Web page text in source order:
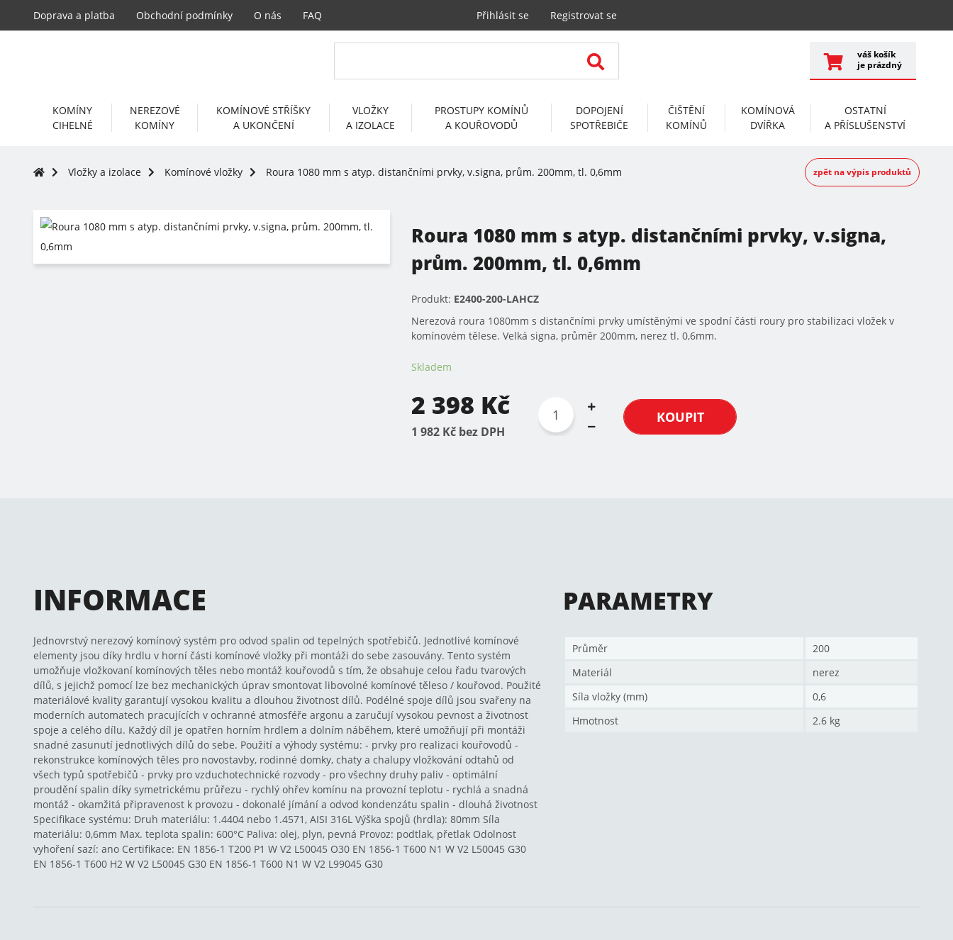
Doprava a platba Obchodní podmínky O nás FAQ Přihlásit se Registrovat se
váš košík
je prázdný
KOMÍNY
CIHELNÉ
NEREZOVÉ
KOMÍNY
KOMÍNOVÉ STŘÍŠKY
A UKONČENÍ
VLOŽKY
A IZOLACE
PROSTUPY KOMÍNŮ
A KOUŘOVODŮ
DOPOJENÍ
SPOTŘEBIČE
ČIŠTĚNÍ
KOMÍNŮ
KOMÍNOVÁ
DVÍŘKA
OSTATNÍ
A PŘÍSLUŠENSTVÍ
Vložky a izolace Komínové vložky Roura 1080 mm s atyp. distančními prvky, v.signa, prům. 200mm, tl. 0,6mm zpět na výpis produktů
Roura 1080 mm s atyp. distančními prvky, v.signa,
prům. 200mm, tl. 0,6mm
Produkt: E2400-200-LAHCZ
Nerezová roura 1080mm s distančními prvky umístěnými ve spodní části roury pro stabilizaci vložek v
komínovém tělese. Velká signa, průměr 200mm, nerez tl. 0,6mm.
Skladem
2 398 Kč
1 982 Kč bez DPH
KOUPIT
INFORMACE
Jednovrstvý nerezový komínový systém pro odvod spalin od tepelných spotřebičů. Jednotlivé komínové
elementy jsou díky hrdlu v horní části komínové vložky při montáži do sebe zasouvány. Tento systém
umožňuje vložkovaní komínových těles nebo montáž kouřovodů s tím, že obsahuje celou řadu tvarových
dílů, s jejichž pomocí lze bez mechanických úprav smontovat libovolné komínové těleso / kouřovod. Použité
materiálové kvality garantují vysokou kvalitu a dlouhou životnost dílů. Podélné spoje dílů jsou svařeny na
moderních automatech pracujících v ochranné atmosféře argonu a zaručují vysokou pevnost a životnost
spoje a celého dílu. Každý díl je opatřen horním hrdlem a dolním náběhem, které umožňují při montáži
snadné zasunutí jednotlivých dílů do sebe. Použití a výhody systému: - prvky pro realizaci kouřovodů -
rekonstrukce komínových těles pro novostavby, rodinné domky, chaty a chalupy vložkování odtahů od
všech typů spotřebičů - prvky pro vzduchotechnické rozvody - pro všechny druhy paliv - optimální
proudění spalin díky symetrickému průřezu - rychlý ohřev komínu na provozní teplotu - rychlá a snadná
montáž - okamžitá připravenost k provozu - dokonalé jímání a odvod kondenzátu spalin - dlouhá životnost
Specifikace systému: Druh materiálu: 1.4404 nebo 1.4571, AISI 316L Výška spojů (hrdla): 80mm Síla
materiálu: 0,6mm Max. teplota spalin: 600°C Paliva: olej, plyn, pevná Provoz: podtlak, přetlak Odolnost
vyhoření sazí: ano Certifikace: EN 1856-1 T200 P1 W V2 L50045 O30 EN 1856-1 T600 N1 W V2 L50045 G30
EN 1856-1 T600 H2 W V2 L50045 G30 EN 1856-1 T600 N1 W V2 L99045 G30
PARAMETRY
Průměr
200
Materiál
nerez
Síla vložky (mm)
0,6
Hmotnost
2.6 kg